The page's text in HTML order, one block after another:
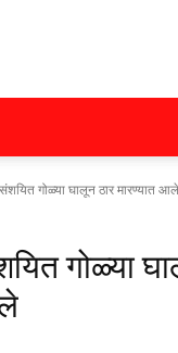
क्राइम
महाराष्ट्र
गोळ्या घालून ठार मारण्यात आले
गोळ्या